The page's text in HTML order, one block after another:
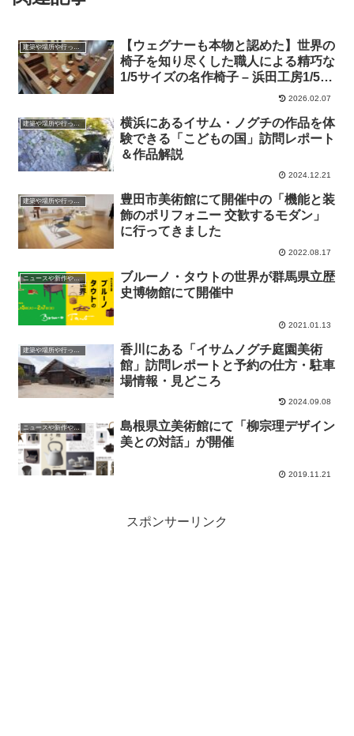
【ウェグナーも本物と認めた】世界の
椅子を知り尽くした職人による精巧な
1/5サイズの名作椅子 – 浜田工房1/5の
2026.02.07
建築や場所や行ったところ
横浜にあるイサム・ノグチの作品を体
験できる「こどもの国」訪問レポート
＆作品解説
2024.12.21
建築や場所や行ったところ
豊田市美術館にて開催中の「機能と装
飾のポリフォニー 交歓するモダン」
に行ってきました
2022.08.17
ニュースや新作やイベントの情報
ブルーノ・タウトの世界が群馬県立歴
史博物館にて開催中
2021.01.13
建築や場所や行ったところ
香川にある「イサムノグチ庭園美術
館」訪問レポートと予約の仕方・駐車
場情報・見どころ
2024.09.08
ニュースや新作やイベントの情報
島根県立美術館にて「柳宗理デザイン
美との対話」が開催
2019.11.21
スポンサーリンク